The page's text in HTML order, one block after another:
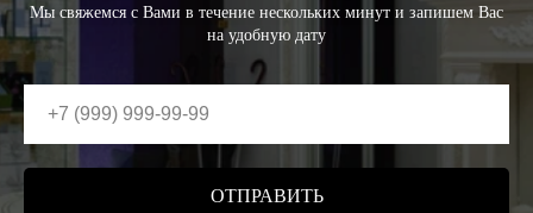
Мы свяжемся с Вами в течение нескольких минут и запишем Вас
на удобную дату
ОТПРАВИТЬ